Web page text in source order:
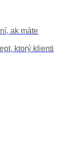
ak máte
ktorý klienti